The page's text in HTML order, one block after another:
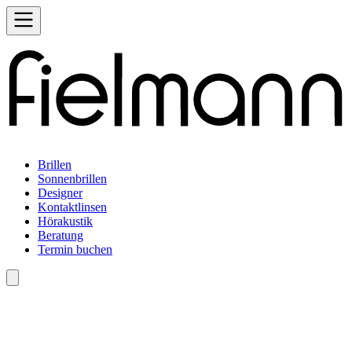
Brillen
Sonnenbrillen
Designer
Kontaktlinsen
Hörakustik
Beratung
Termin buchen